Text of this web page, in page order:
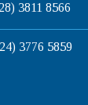
3811 8566
3776 5859